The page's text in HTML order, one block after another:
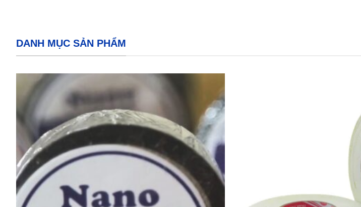
DANH MỤC SẢN PHẨM